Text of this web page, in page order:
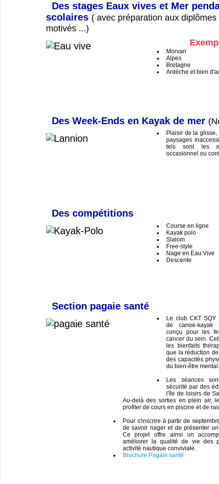
Des stages Eaux vives et Mer
scolaires ( avec préparation aux
motivés ...)
Morvan
Alpes
Bretagne
Ardèche et bien
Des Week-Ends en Kayak de mer
Plaisir de la
paysages
tels sont les
occasionnel ou
Des compétitions
Course en ligne
Kayak polo
Slalom
Free-style
Nage en Eau Vive
Descente
Section pagaie santé
Le club CKT SQY
de canoë-kayak
conçu pour les
cancer du sein.
les bienfaits
que la réduction
des capacités
du bien-être
Les séances
sécurité par des
l'île de loisirs de
Au-delà des sorties en plein air,
profiter de cours en piscine et de
Pour s'inscrire à partir de
de savoir nager et de présenter
Ce projet offre ainsi un
améliorer la qualité de vie des
activité nautique conviviale.
Brochure Pagaie santé